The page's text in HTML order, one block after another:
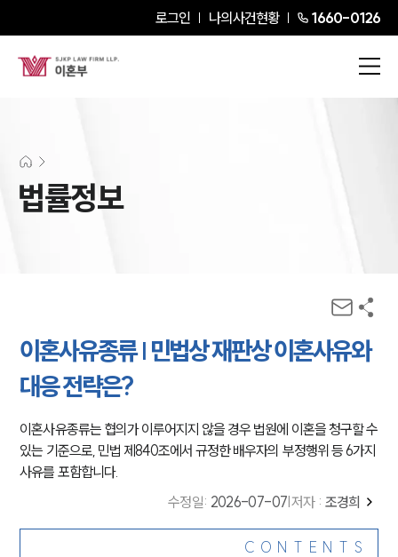
로그인 나의사건현황 1660-0126
법률정보
이혼사유종류 | 민법상 재판상 이혼사유와
대응 전략은?
이혼사유종류는 협의가 이루어지지 않을 경우 법원에 이혼을 청구할 수
있는 기준으로, 민법 제840조에서 규정한 배우자의 부정행위 등 6가지
사유를 포함합니다.
수정일: 2026-07-07 저자 : 조경희
CONTENTS